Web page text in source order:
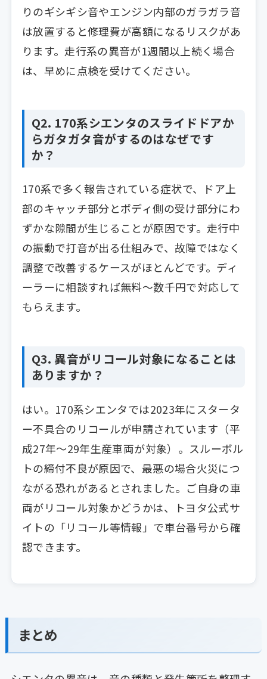
りのギシギシ音やエンジン内部のガラガラ音
は放置すると修理費が高額になるリスクがあ
ります。走行系の異音が1週間以上続く場合
は、早めに点検を受けてください。
Q2. 170系シエンタのスライドドアか
らガタガタ音がするのはなぜです
か？
170系で多く報告されている症状で、ドア上
部のキャッチ部分とボディ側の受け部分にわ
ずかな隙間が生じることが原因です。走行中
の振動で打音が出る仕組みで、故障ではなく
調整で改善するケースがほとんどです。ディ
ーラーに相談すれば無料〜数千円で対応して
もらえます。
Q3. 異音がリコール対象になることは
ありますか？
はい。170系シエンタでは2023年にスタータ
ー不具合のリコールが申請されています（平
成27年〜29年生産車両が対象）。スルーボル
トの締付不良が原因で、最悪の場合火災につ
ながる恐れがあるとされました。ご自身の車
両がリコール対象かどうかは、トヨタ公式サ
イトの「リコール等情報」で車台番号から確
認できます。
まとめ